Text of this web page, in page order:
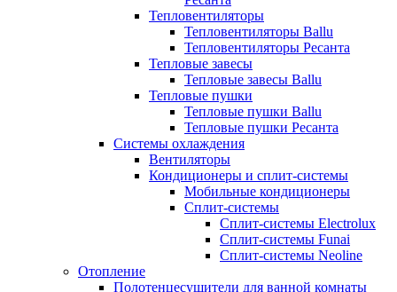
Тепловентиляторы
Тепловентиляторы Ballu
Тепловентиляторы Ресанта
Тепловые завесы
Тепловые завесы Ballu
Тепловые пушки
Тепловые пушки Ballu
Тепловые пушки Ресанта
Системы охлаждения
Вентиляторы
Кондиционеры и сплит-системы
Мобильные кондиционеры
Сплит-системы
Сплит-системы Electrolux
Сплит-системы Funai
Сплит-системы Neoline
Отопление
Полотенцесушители для ванной комнаты